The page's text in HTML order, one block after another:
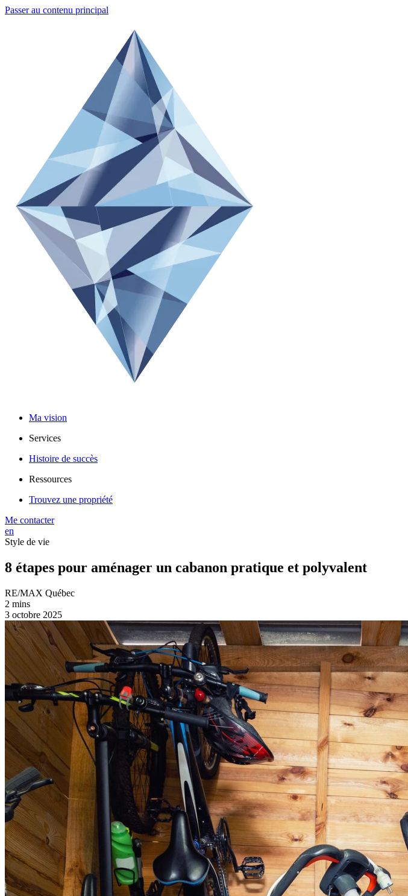
Passer au contenu principal
Ma vision
Services
Histoire de succès
Ressources
Trouvez une propriété
Me contacter
en
Style de vie
8 étapes pour aménager un cabanon pratique et polyvalent
RE/MAX Québec
2 mins
3 octobre 2025